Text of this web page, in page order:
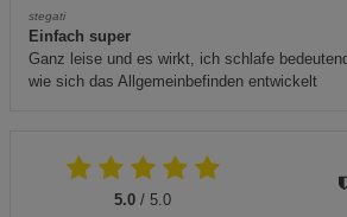
stegati
Einfach super
Ganz leise und es wirkt, ich schlafe
wie sich das Allgemeinbefinden entwickelt
5.0 / 5.0